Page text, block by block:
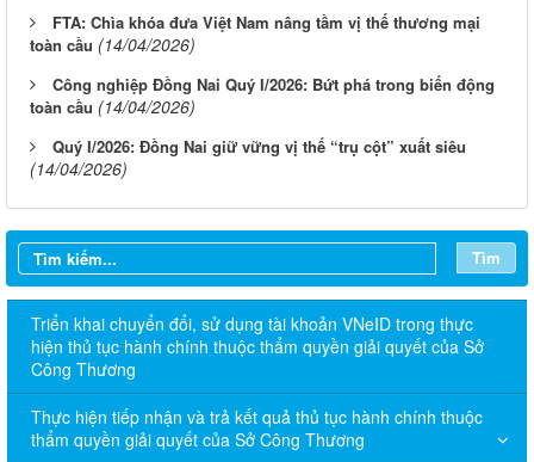
FTA: Chìa khóa đưa Việt Nam nâng tầm vị thế thương mại
toàn cầu (14/04/2026)
Công nghiệp Đồng Nai Quý I/2026: Bứt phá trong biến động
toàn cầu (14/04/2026)
Quý I/2026: Đồng Nai giữ vững vị thế “trụ cột” xuất siêu
(14/04/2026)
Tìm
Triển khai chuyển đổi, sử dụng tài khoản VNeID trong thực
hiện thủ tục hành chính thuộc thẩm quyền giải quyết của Sở
Công Thương
Thực hiện tiếp nhận và trả kết quả thủ tục hành chính thuộc
thẩm quyền giải quyết của Sở Công Thương